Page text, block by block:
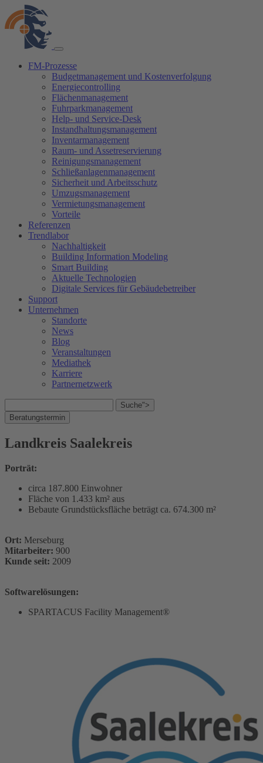
FM-Prozesse
Budgetmanagement und Kostenverfolgung
Energiecontrolling
Flächenmanagement
Fuhrparkmanagement
Help- und Service-Desk
Instandhaltungsmanagement
Inventarmanagement
Raum- und Assetreservierung
Reinigungsmanagement
Schließanlagenmanagement
Sicherheit und Arbeitsschutz
Umzugsmanagement
Vermietungsmanagement
Vorteile
Referenzen
Trendlabor
Nachhaltigkeit
Building Information Modeling
Smart Building
Aktuelle Technologien
Digitale Services für Gebäudebetreiber
Support
Unternehmen
Standorte
News
Blog
Veranstaltungen
Mediathek
Karriere
Partnernetzwerk
Suche">
Beratungstermin
Landkreis Saalekreis
Porträt:
circa 187.800 Einwohner
Fläche von 1.433 km² aus
Bebaute Grundstücksfläche beträgt ca. 674.300 m²
Ort: Merseburg
Mitarbeiter: 900
Kunde seit: 2009
Softwarelösungen:
SPARTACUS Facility Management®